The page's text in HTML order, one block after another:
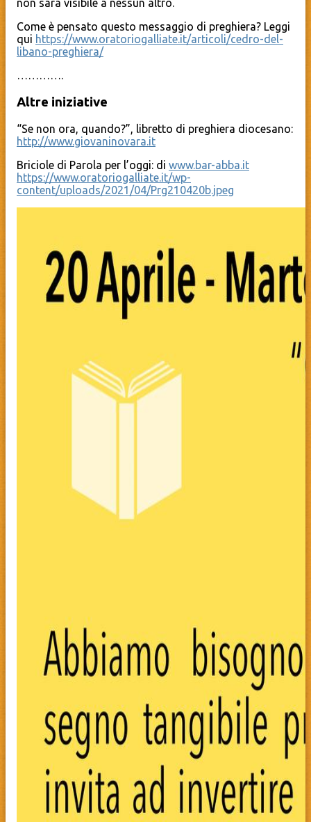
non sarà visibile a nessun altro.
Come è pensato questo messaggio di preghiera? Leggi
qui https://www.oratoriogalliate.it/articoli/cedro-del-
libano-preghiera/
………….
Altre iniziative
“Se non ora, quando?”, libretto di preghiera diocesano:
http://www.giovaninovara.it
Briciole di Parola per l’oggi: di www.bar-abba.it
https://www.oratoriogalliate.it/wp-
content/uploads/2021/04/Prg210420b.jpeg